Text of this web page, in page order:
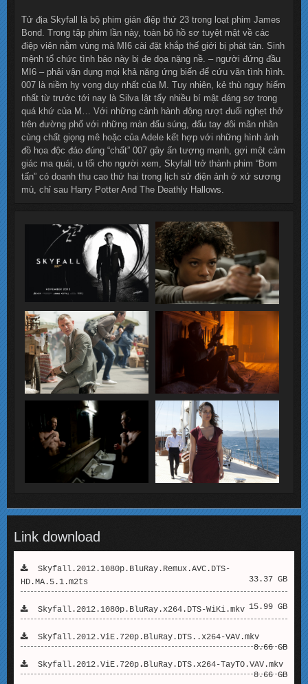
Tử địa Skyfall là bộ phim gián điệp thứ 23 trong loạt phim James
Bond. Trong tập phim lần này, toàn bộ hồ sơ tuyệt mật về các
điệp viên nằm vùng mà MI6 cài đặt khắp thế giới bị phát tán. Sinh
mệnh tổ chức tình báo này bị đe dọa nặng nề. – người đứng đầu
MI6 – phải vận dụng mọi khả năng ứng biến để cứu vãn tình hình.
007 là niềm hy vọng duy nhất của M. Tuy nhiên, kẻ thù nguy hiểm
nhất từ trước tới nay là Silva lật tẩy nhiều bí mật đáng sợ trong
quá khứ của M… Với những cảnh hành động rượt đuổi nghẹt thở
trên đường phố với những màn đấu súng, đấu tay đôi mãn nhãn
cùng chất giọng mê hoặc của Adele kết hợp với những hình ảnh
đồ họa độc đáo đúng “chất” 007 gây ấn tượng mạnh, gợi một cảm
giác ma quái, u tối cho người xem, Skyfall trở thành phim “Bom
tấn” có doanh thu cao thứ hai trong lịch sử điện ảnh ở xứ sương
mù, chỉ sau Harry Potter And The Deathly Hallows.
Link download
Skyfall.2012.1080p.BluRay.Remux.AVC.DTS-
HD.MA.5.1.m2ts
33.37 GB
Skyfall.2012.1080p.BluRay.x264.DTS-WiKi.mkv 15.99 GB
Skyfall.2012.ViE.720p.BluRay.DTS..x264-VAV.mkv
8.66 GB
Skyfall.2012.ViE.720p.BluRay.DTS.x264-TayTO.VAV.mkv
8.66 GB